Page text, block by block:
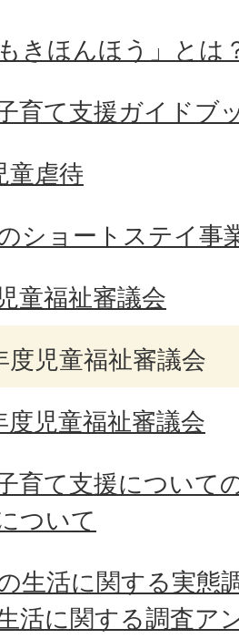
もきほんほう」とは
育て支援ガイドブ
童虐待
ショートステイ事
童福祉審議会
度児童福祉審議会
度児童福祉審議会
育て支援について
ついて
生活に関する実態
活に関する調査ア